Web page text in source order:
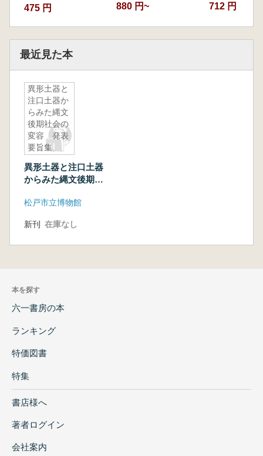
475 円 880 円~ 712 円
最近見た本
異形土器と
注口土器か
らみた縄文
後期社会の
変容 発表
要旨集
異形土器と注口土器
からみた縄文後期社
集
松戸市立博物館
新刊 在庫なし
本を探す
六一書房の本
ランキング
特価図書
特集
書店様へ
著者ログイン
会社案内